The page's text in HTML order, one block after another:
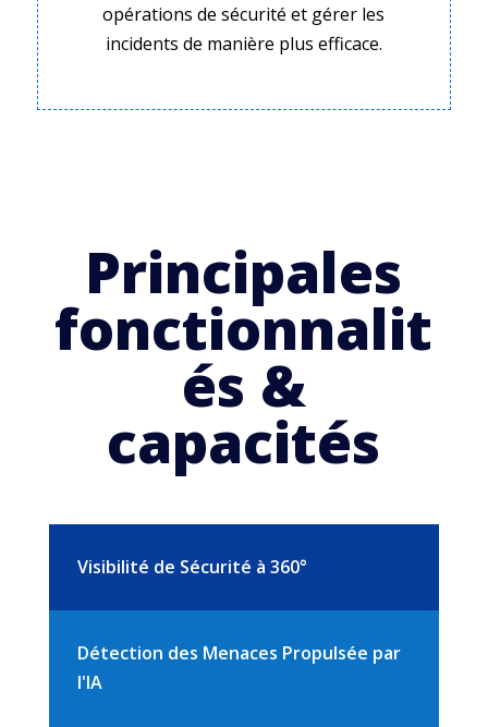
opérations de sécurité et gérer les
incidents de manière plus efficace.
Principales
fonctionnalit
és &
capacités
Visibilité de Sécurité à 360°
Détection des Menaces Propulsée par
l'IA